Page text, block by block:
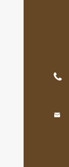

